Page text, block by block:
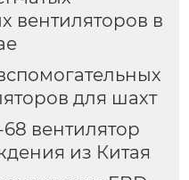
вентиляторов в
для шахт
вентилятор
из Китая